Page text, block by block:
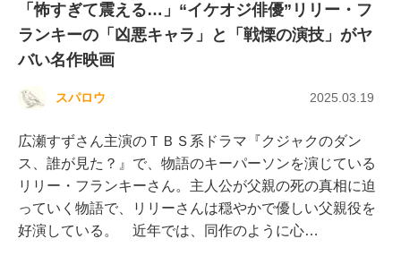
「怖すぎて震える…」“イケオジ俳優”リリー・フ
ランキーの「凶悪キャラ」と「戦慄の演技」がヤ
バい名作映画
スパロウ 2025.03.19
広瀬すずさん主演のＴＢＳ系ドラマ『クジャクのダン
ス、誰が見た？』で、物語のキーパーソンを演じている
リリー・フランキーさん。主人公が父親の死の真相に迫
っていく物語で、リリーさんは穏やかで優しい父親役を
好演している。 近年では、同作のように心…